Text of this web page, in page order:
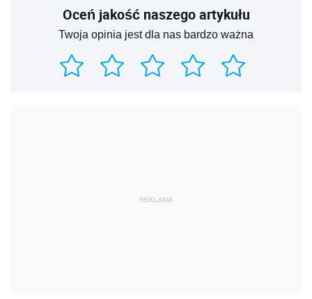
Oceń jakość naszego artykułu
Twoja opinia jest dla nas bardzo ważna
REKLAMA